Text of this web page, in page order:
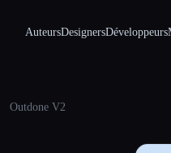
AuteursDesignersDéveloppeurs
Outdone V2